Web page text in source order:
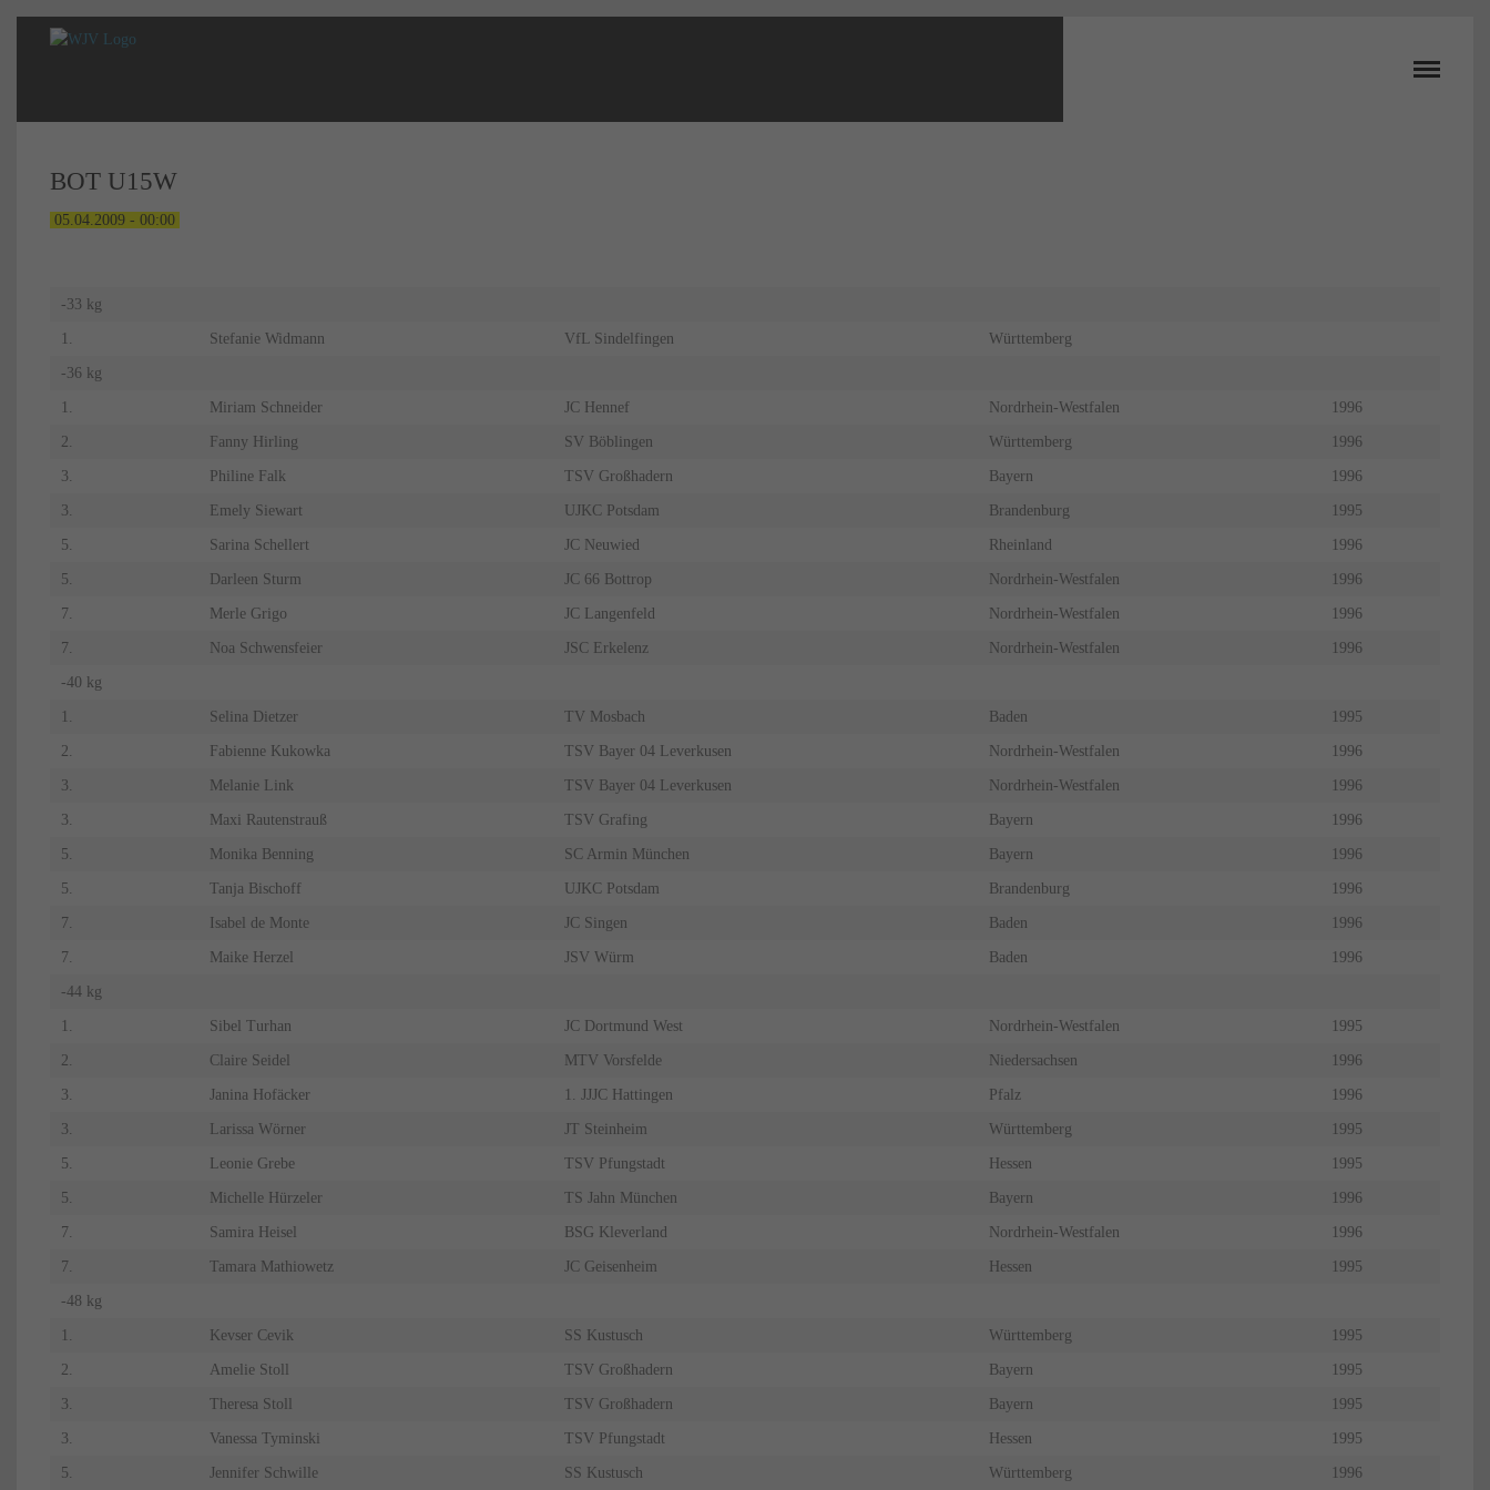
BOT U15W
05.04.2009 - 00:00
-33 kg
1. Stefanie Widmann VfL Sindelfingen Württemberg
-36 kg
1. Miriam Schneider JC Hennef Nordrhein-Westfalen 1996
2. Fanny Hirling SV Böblingen Württemberg 1996
3. Philine Falk TSV Großhadern Bayern 1996
3. Emely Siewart UJKC Potsdam Brandenburg 1995
5. Sarina Schellert JC Neuwied Rheinland 1996
5. Darleen Sturm JC 66 Bottrop Nordrhein-Westfalen 1996
7. Merle Grigo JC Langenfeld Nordrhein-Westfalen 1996
7. Noa Schwensfeier JSC Erkelenz Nordrhein-Westfalen 1996
-40 kg
1. Selina Dietzer TV Mosbach Baden 1995
2. Fabienne Kukowka TSV Bayer 04 Leverkusen Nordrhein-Westfalen 1996
3. Melanie Link TSV Bayer 04 Leverkusen Nordrhein-Westfalen 1996
3. Maxi Rautenstrauß TSV Grafing Bayern 1996
5. Monika Benning SC Armin München Bayern 1996
5. Tanja Bischoff UJKC Potsdam Brandenburg 1996
7. Isabel de Monte JC Singen Baden 1996
7. Maike Herzel JSV Würm Baden 1996
-44 kg
1. Sibel Turhan JC Dortmund West Nordrhein-Westfalen 1995
2. Claire Seidel MTV Vorsfelde Niedersachsen 1996
3. Janina Hofäcker 1. JJJC Hattingen Pfalz 1996
3. Larissa Wörner JT Steinheim Württemberg 1995
5. Leonie Grebe TSV Pfungstadt Hessen 1995
5. Michelle Hürzeler TS Jahn München Bayern 1996
7. Samira Heisel BSG Kleverland Nordrhein-Westfalen 1996
7. Tamara Mathiowetz JC Geisenheim Hessen 1995
-48 kg
1. Kevser Cevik SS Kustusch Württemberg 1995
2. Amelie Stoll TSV Großhadern Bayern 1995
3. Theresa Stoll TSV Großhadern Bayern 1995
3. Vanessa Tyminski TSV Pfungstadt Hessen 1995
5. Jennifer Schwille SS Kustusch Württemberg 1996